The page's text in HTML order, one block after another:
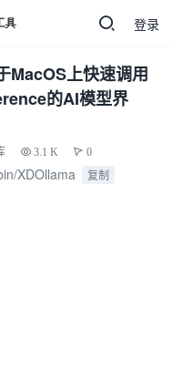
登录
MacOS上快速调用
的AI模型界
3.1 K 0
XDOllama 复制